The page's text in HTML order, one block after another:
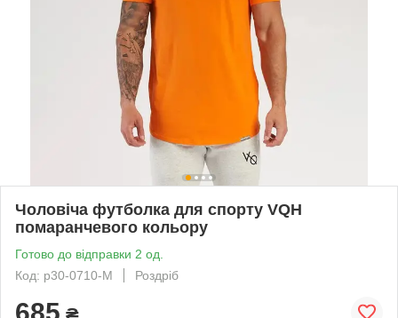
Чоловіча футболка для спорту VQH
помаранчевого кольору
Готово до відправки 2 од.
Код: p30-0710-M
Роздріб
685